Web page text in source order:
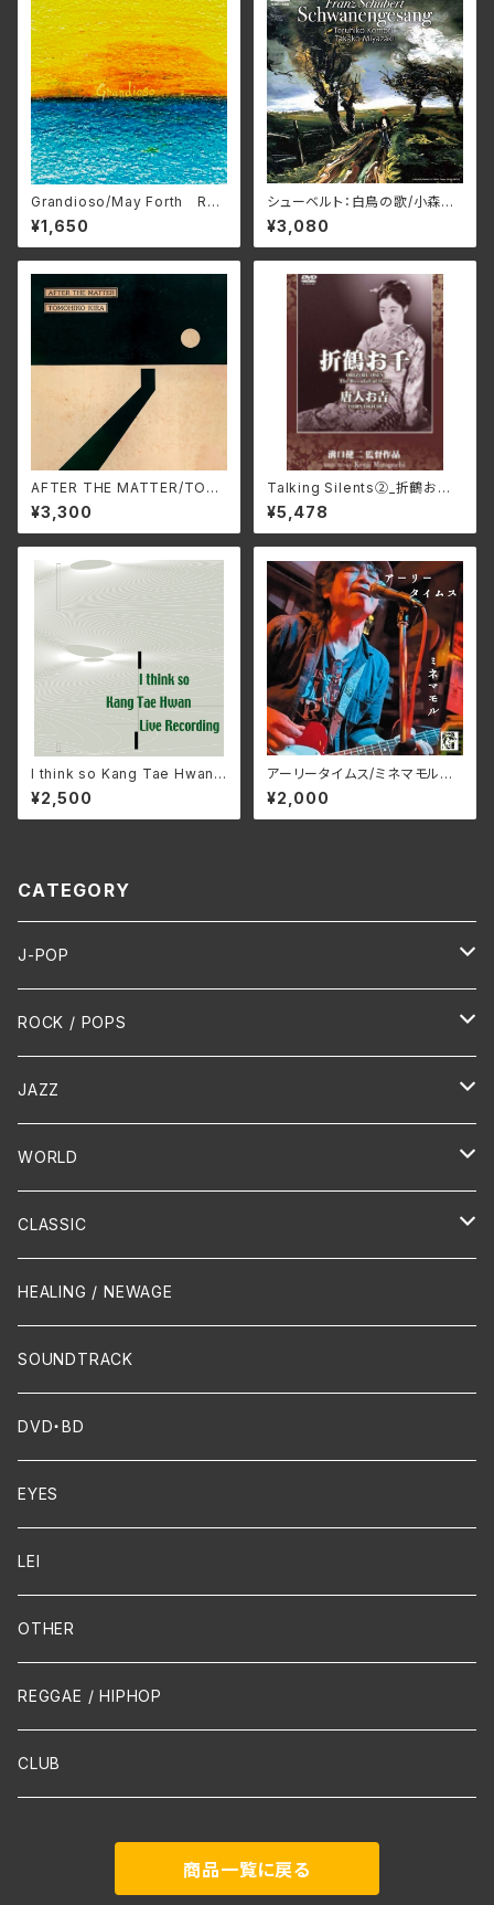
Grandioso/May Forth RC
TR-1131(仕様:CD)
¥1,650
シューベルト：白鳥の歌/小森輝
彦&宮﨑貴子 NARD-5090
(仕様:CD)
¥3,080
AFTER THE MATTER/TOM
OHIKO KIRA HARV-0025
(仕様:CD)
¥3,300
Talking Silents②_折鶴お千、
唐人お吉 DMSF-1007(仕様:
DVD)
¥5,478
I think so Kang Tae Hwan L
ive Recording/姜 泰煥カン・
テーファン IMA-SZOK0(仕
様:CD)
¥2,500
アーリータイムス/ミネマモル
SSRC-010(仕様:CD)
¥2,000
CATEGORY
J-POP
HR/HM
演歌 / 歌謡曲
PUNK/HARDCORE
Hip-Hop/Dancehall Reggae
ROCK / POPS
Oldies
HR/HM
JAZZ
Vocal
Piano
Crossover / Fusion
Dixie / New Orleans
FUNK
WORLD
HAWAIIAN
Chanson
CLASSIC
Piano
Flute
Violin
Cello
Guitar / Ukulele
Mandolin
声楽
吹奏楽
Contemporary / Avangarde
HEALING / NEWAGE
SOUNDTRACK
DVD・BD
EYES
LEI
OTHER
REGGAE / HIPHOP
CLUB
商品一覧に戻る